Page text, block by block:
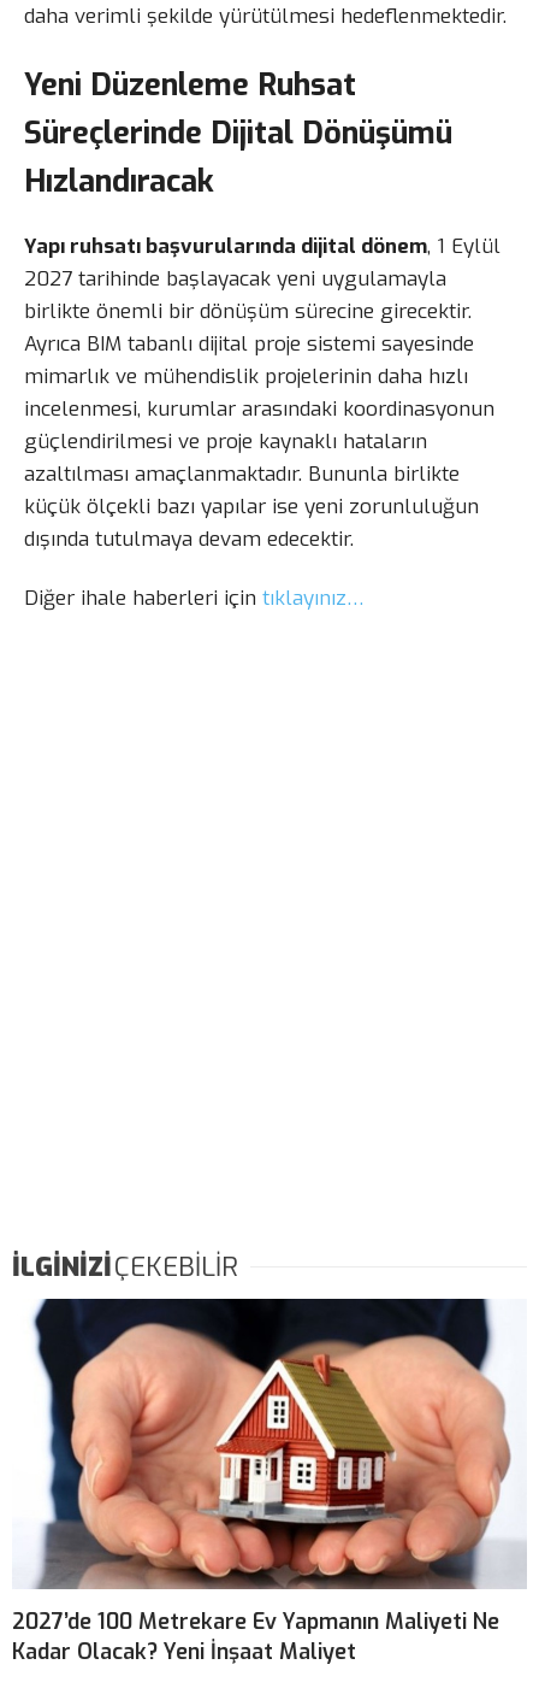
daha verimli şekilde yürütülmesi hedeflenmektedir.
Yeni Düzenleme Ruhsat
Süreçlerinde Dijital Dönüşümü
Hızlandıracak
Yapı ruhsatı başvurularında dijital dönem, 1 Eylül
2027 tarihinde başlayacak yeni uygulamayla
birlikte önemli bir dönüşüm sürecine girecektir.
Ayrıca BIM tabanlı dijital proje sistemi sayesinde
mimarlık ve mühendislik projelerinin daha hızlı
incelenmesi, kurumlar arasındaki koordinasyonun
güçlendirilmesi ve proje kaynaklı hataların
azaltılması amaçlanmaktadır. Bununla birlikte
küçük ölçekli bazı yapılar ise yeni zorunluluğun
dışında tutulmaya devam edecektir.
Diğer ihale haberleri için tıklayınız…
İLGİNİZİÇEKEBİLİR
2027’de 100 Metrekare Ev Yapmanın Maliyeti Ne
Kadar Olacak? Yeni İnşaat Maliyet